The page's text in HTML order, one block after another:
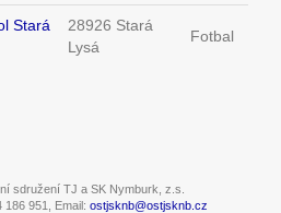
Stará
28926 Stará
Lysá
Fotbal
sdružení TJ a SK Nymburk, z.s.
186 951, Email: ostjsknb@ostjsknb.cz